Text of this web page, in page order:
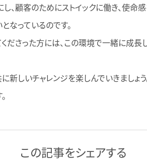
、顧客のためにストイックに働き、使命
なっているのです。
ださった方には、この環境で一緒に成
新しいチャレンジを楽しんでいきましょう
この記事をシェアする